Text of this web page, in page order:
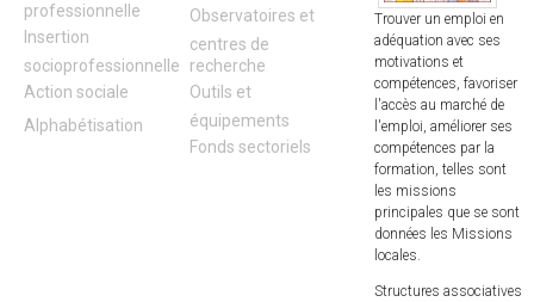
professionnelle
Insertion
socioprofessionnelle
Action sociale
Alphabétisation
Observatoires et
centres de
recherche
Outils et
équipements
Fonds sectoriels
Trouver un emploi en
adéquation avec ses
motivations et
compétences, favoriser
l'accès au marché de
l'emploi, améliorer ses
compétences par la
formation, telles sont
les missions
principales que se sont
données les Missions
locales.
Structures associatives